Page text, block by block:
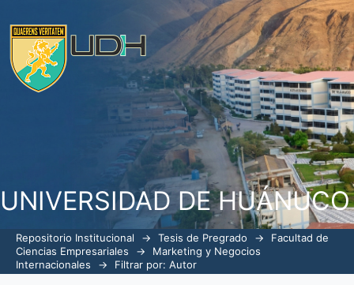
UNIVERSIDAD DE HUÁNUCO
Repositorio Institucional → Tesis de Pregrado →
Facultad de
Ciencias Empresariales
→
Marketing y Negocios
Internacionales
→ Filtrar por: Autor